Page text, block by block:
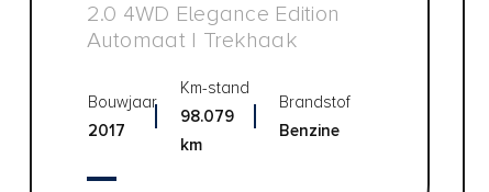
2.0 4WD Elegance Edition
Automaat | Trekhaak
Bouwjaar
2017
Km-stand
98.079
km
Brandstof
Benzine